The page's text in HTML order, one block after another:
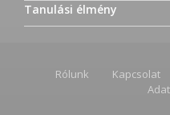
Tanulási élmény
Rólunk Kapcsolat